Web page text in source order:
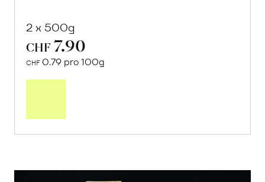
2 x 500g
CHF 7.90
CHF 0.79 pro 100g